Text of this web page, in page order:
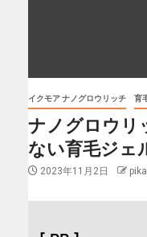
イクモア ナノグロウリッチ 育
ナノグロウリ
ない育毛ジェ
2023年11月2日